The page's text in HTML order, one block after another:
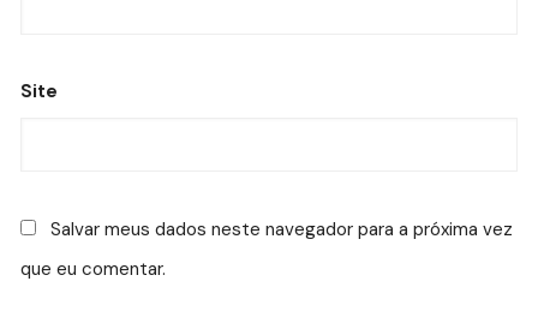
Site
Salvar meus dados neste navegador para a próxima vez
que eu comentar.